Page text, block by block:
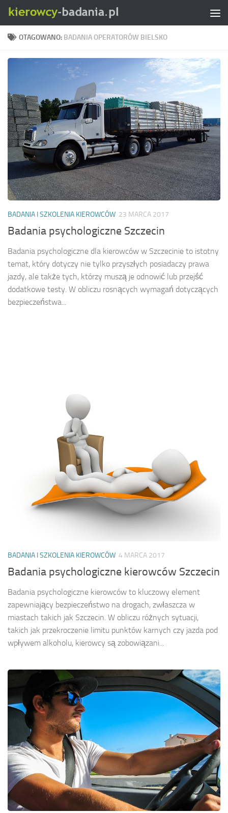
Skip to content
OTAGOWANO: BADANIA OPERATORÓW BIELSKO
BADANIA I SZKOLENIA KIEROWCÓW 23 MARCA 2017
Badania psychologiczne Szczecin
Badania psychologiczne dla kierowców w Szczecinie to istotny
temat, który dotyczy nie tylko przyszłych posiadaczy prawa
jazdy, ale także tych, którzy muszą je odnowić lub przejść
dodatkowe testy. W obliczu rosnących wymagań dotyczących
bezpieczeństwa...
BADANIA I SZKOLENIA KIEROWCÓW 4 MARCA 2017
Badania psychologiczne kierowców Szczecin
Badania psychologiczne kierowców to kluczowy element
zapewniający bezpieczeństwo na drogach, zwłaszcza w
miastach takich jak Szczecin. W obliczu różnych sytuacji,
takich jak przekroczenie limitu punktów karnych czy jazda pod
wpływem alkoholu, kierowcy są zobowiązani...